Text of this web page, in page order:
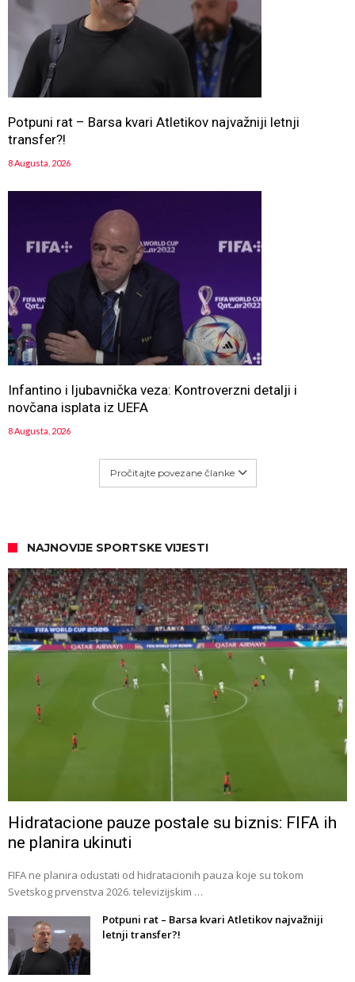
Potpuni rat – Barsa kvari Atletikov najvažniji letnji
transfer?!
8 Augusta, 2026
Infantino i ljubavnička veza: Kontroverzni detalji i
novčana isplata iz UEFA
8 Augusta, 2026
Pročitajte povezane članke
NAJNOVIJE SPORTSKE VIJESTI
Hidratacione pauze postale su biznis: FIFA ih
ne planira ukinuti
FIFA ne planira odustati od hidratacionih pauza koje su tokom
Svetskog prvenstva 2026. televizijskim …
Potpuni rat – Barsa kvari Atletikov najvažniji
letnji transfer?!